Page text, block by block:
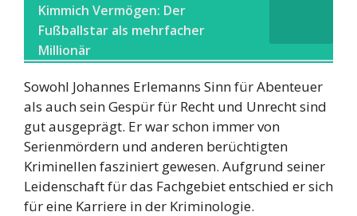
Kimmich Vermögen: Der
Fußballstar als mehrfacher
Millionär
Sowohl Johannes Erlemanns Sinn für Abenteuer
als auch sein Gespür für Recht und Unrecht sind
gut ausgeprägt. Er war schon immer von
Serienmördern und anderen berüchtigten
Kriminellen fasziniert gewesen. Aufgrund seiner
Leidenschaft für das Fachgebiet entschied er sich
für eine Karriere in der Kriminologie.